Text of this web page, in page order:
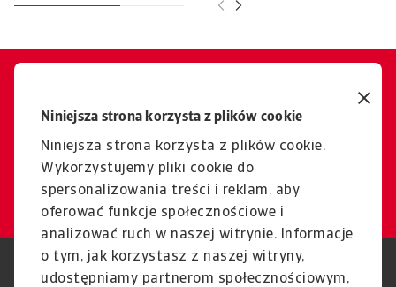
Niniejsza strona korzysta z plików cookie
Niniejsza strona korzysta z plików cookie.
Wykorzystujemy pliki cookie do
spersonalizowania treści i reklam, aby
oferować funkcje społecznościowe i
analizować ruch w naszej witrynie. Informacje
o tym, jak korzystasz z naszej witryny,
udostępniamy partnerom społecznościowym,
Z przyjemnością Ci
pomożemy.
Kontakt
RODO Polityka Prywatności